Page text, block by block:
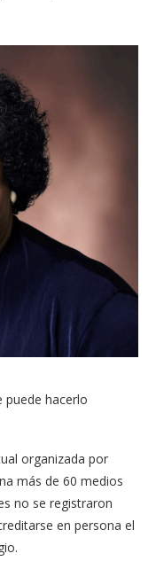
hacerlo
organizada por
más de 60 medios
no se registraron
en persona el